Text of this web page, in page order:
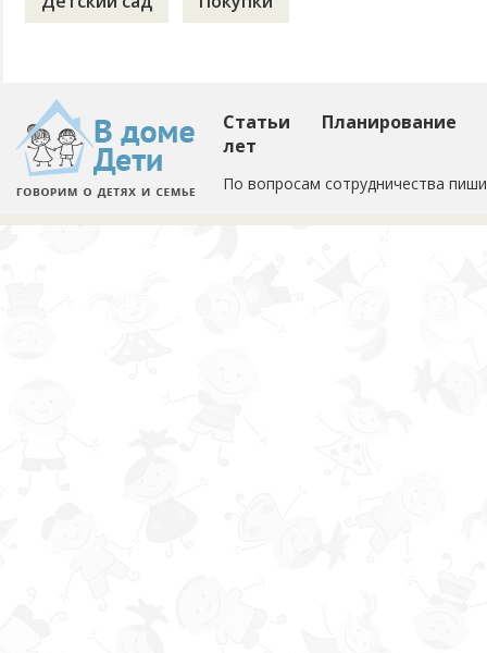
Статьи
Планирование
лет
По вопросам сотрудничества